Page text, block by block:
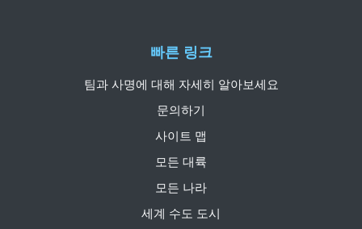
빠른 링크
팀과 사명에 대해 자세히 알아보세요
문의하기
사이트 맵
모든 대륙
모든 나라
세계 수도 도시